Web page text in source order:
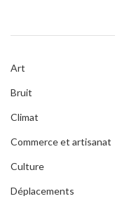
Art
Bruit
Climat
Commerce et artisanat
Culture
Déplacements